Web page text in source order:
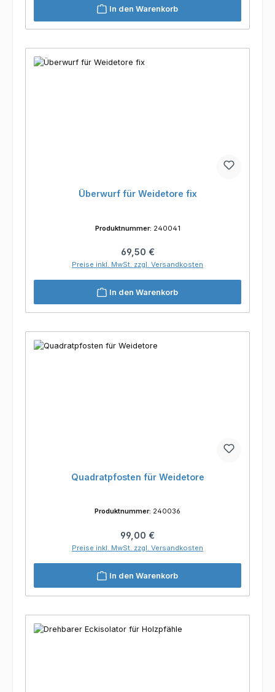
In den Warenkorb
Überwurf für Weidetore fix
Produktnummer: 240041
Regulärer Preis:
69,50 €
Preise inkl. MwSt. zzgl. Versandkosten
In den Warenkorb
Quadratpfosten für Weidetore
Produktnummer: 240036
Regulärer Preis:
99,00 €
Preise inkl. MwSt. zzgl. Versandkosten
In den Warenkorb